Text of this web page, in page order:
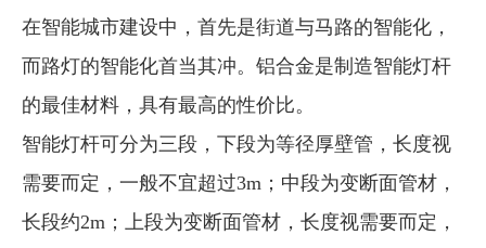
在智能城市建设中，首先是街道与马路的智能化，
而路灯的智能化首当其冲。铝合金是制造智能灯杆
的最佳材料，具有最高的性价比。
智能灯杆可分为三段，下段为等径厚壁管，长度视
需要而定，一般不宜超过3m；中段为变断面管材，
长段约2m；上段为变断面管材，长度视需要而定，